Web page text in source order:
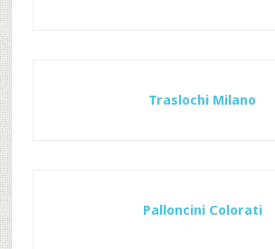
Traslochi Milano
Palloncini Colorati